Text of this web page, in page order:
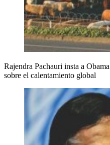
Rajendra Pachauri insta a
sobre el calentamiento global